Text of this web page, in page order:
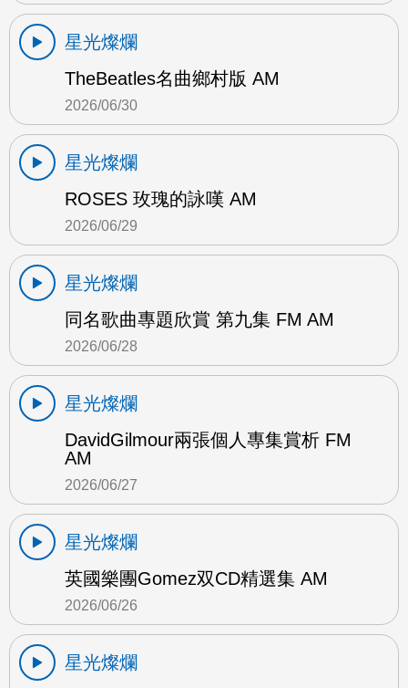
星光燦爛
TheBeatles名曲鄉村版 AM
2026/06/30
星光燦爛
ROSES 玫瑰的詠嘆 AM
2026/06/29
星光燦爛
同名歌曲專題欣賞 第九集 FM AM
2026/06/28
星光燦爛
DavidGilmour兩張個人專集賞析 FM
AM
2026/06/27
星光燦爛
英國樂團Gomez双CD精選集 AM
2026/06/26
星光燦爛